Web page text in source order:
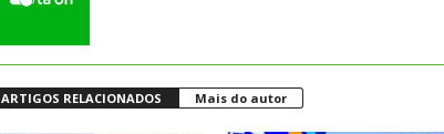
ARTIGOS RELACIONADOS Mais do autor